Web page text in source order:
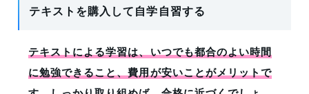
テキストを購入して自学自習する
テキストによる学習は、いつでも都合のよい時間
に勉強できること、費用が安いことがメリットで